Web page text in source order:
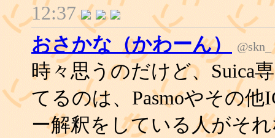
12:37
おさかな（かわーん）
@skn_
時々思うのだけど、Suica
てるのは、Pasmoやその
ー解釈をしている人がそ